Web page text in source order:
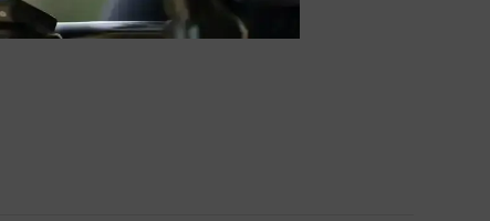
gereden zonder zadelpijn.